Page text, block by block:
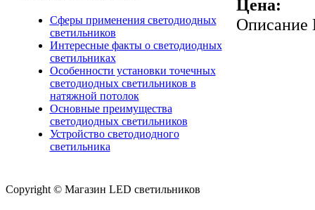
Сферы применения светодиодных
светильников
Интересные факты о светодиодных
светильниках
Особенности установки точечных
светодиодных светильников в
натяжной потолок
Основные преимущества
светодиодных светильников
Устройство светодиодного
светильника
Цена:
Описание
Copyright © Магазин LED светильников